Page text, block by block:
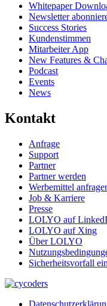
Whitepaper
Newsletter
Success Stories
Kundenstimmen
Mitarbeiter App
New Features &
Podcast
Events
News
Kontakt
Anfrage
Support
Partner
Partner werden
Werbemittel
Job & Karriere
Presse
LOLYO auf
LOLYO auf Xing
Über LOLYO
Sicherheitsvorfall